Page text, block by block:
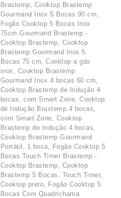
Brastemp, Cooktop Brastemp
Gourmand Inox 5 Bocas 90 cm,
Fogão Cooktop 5 Bocas Inox
75cm Gourmand Brastemp -
Cooktop Brastemp, Cooktop
Brastemp Gourmand Inox 5
Bocas 75 cm, Cooktop a gás
inox, Cooktop Brastemp
Gourmand Inox 4 bocas 60 cm,
Cooktop Brastemp de Indução 4
bocas, com Smart Zone, Cooktop
de Indução Brastemp 4 bocas,
com Smart Zone, Cooktop
Brastemp de Indução 4 bocas,
Cooktop Brastemp Gourmand
Portátil, 1 boca, Fogão Cooktop 5
Bocas Touch Timer Brastemp -
Cooktop Brastemp, Cooktop
Brastemp 5 Bocas, Touch Timer,
Cooktop preto, Fogão Cooktop 5
Bocas Com Quadrichama